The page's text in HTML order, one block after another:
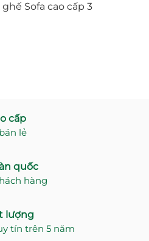
Sofa cao cấp 3
cấp
lẻ
quốc
hàng
lượng
tín trên 5 năm